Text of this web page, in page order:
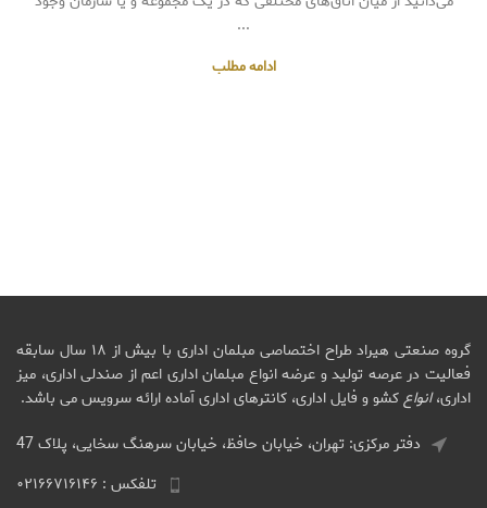
...
ادامه مطلب
گروه صنعتی هیراد طراح اختصاصی مبلمان اداری با بیش از ۱۸ سال سابقه
فعالیت در عرصه تولید و عرضه انواع مبلمان اداری اعم از صندلی اداری، میز
اداری،انواعکشو و فایل اداری، کانترهای اداری آماده ارائه سرویس می باشد.
دفتر مرکزی: تهران، خیابان حافظ، خیابان سرهنگ سخایی، پلاک 47
تلفکس : ۰۲۱۶۶۷۱۶۱۴۶